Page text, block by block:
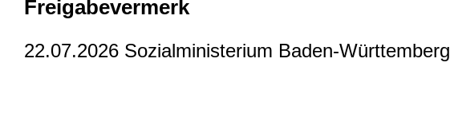
Freigabevermerk
22.07.2026 Sozialministerium Baden-Württemberg